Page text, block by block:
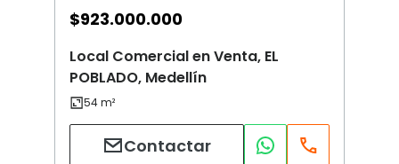
$923.000.000
Local Comercial en Venta, EL
POBLADO, Medellín
Contactar